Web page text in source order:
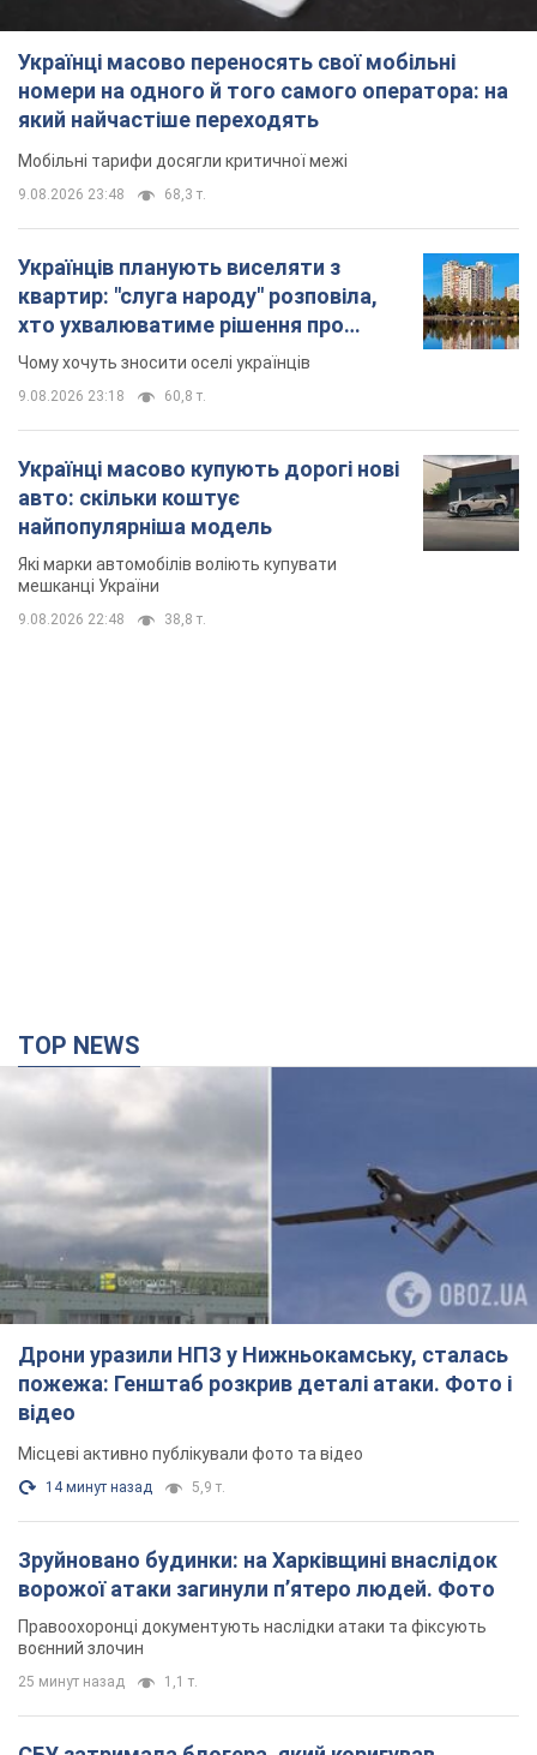
Українці масово переносять свої мобільні
номери на одного й того самого оператора: на
який найчастіше переходять
Мобільні тарифи досягли критичної межі
9.08.2026 23:48 68,3 т.
Українців планують виселяти з
квартир: "слуга народу" розповіла,
хто ухвалюватиме рішення про
знесення будинків
Чому хочуть зносити оселі українців
9.08.2026 23:18 60,8 т.
Українці масово купують дорогі нові
авто: скільки коштує
найпопулярніша модель
Які марки автомобілів воліють купувати
мешканці України
9.08.2026 22:48 38,8 т.
TOP NEWS
Дрони уразили НПЗ у Нижньокамську, сталась
пожежа: Генштаб розкрив деталі атаки. Фото і
відео
Місцеві активно публікували фото та відео
14 минут назад 5,9 т.
Зруйновано будинки: на Харківщині внаслідок
ворожої атаки загинули п’ятеро людей. Фото
Правоохоронці документують наслідки атаки та фіксують
воєнний злочин
25 минут назад 1,1 т.